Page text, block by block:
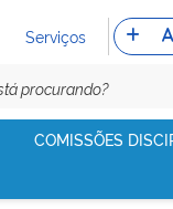
Serviços
COMISSÕES